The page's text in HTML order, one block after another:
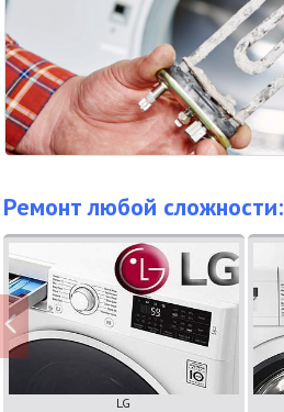
Ремонт любой сложности:
LG